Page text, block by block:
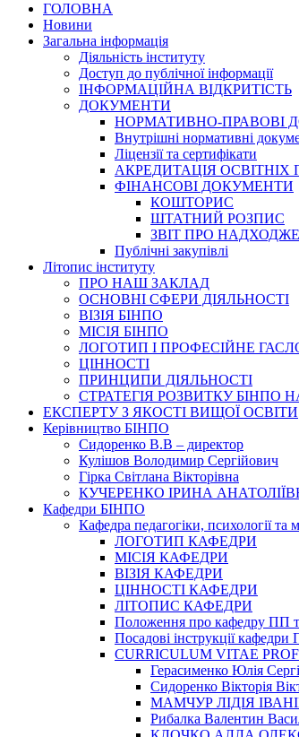
ГОЛОВНА
Новини
Загальна інформація
Діяльність інституту
Доступ до публічної інформації
ІНФОРМАЦІЙНА ВІДКРИТІСТЬ
ДОКУМЕНТИ
НОРМАТИВНО-ПРАВОВІ
Внутрішні нормативні
Ліцензії та сертифікати
АКРЕДИТАЦІЯ ОСВІТНІХ
ФІНАНСОВІ ДОКУМЕНТИ
КОШТОРИС
ШТАТНИЙ РОЗПИС
ЗВІТ ПРО
Публічні закупівлі
Літопис інституту
ПРО НАШ ЗАКЛАД
ОСНОВНІ СФЕРИ ДІЯЛЬНОСТІ
ВІЗІЯ БІНПО
МІСІЯ БІНПО
ЛОГОТИП І ПРОФЕСІЙНЕ
ЦІННОСТІ
ПРИНЦИПИ ДІЯЛЬНОСТІ
СТРАТЕГІЯ РОЗВИТКУ БІНПО
ЕКСПЕРТУ З ЯКОСТІ ВИЩОЇ ОСВІТИ
Керівництво БІНПО
Сидоренко В.В – директор
Кулішов Володимир Сергійович
Гірка Світлана Вікторівна
КУЧЕРЕНКО ІРИНА
Кафедри БІНПО
Кафедра педагогіки, психології
ЛОГОТИП КАФЕДРИ
МІСІЯ КАФЕДРИ
ВІЗІЯ КАФЕДРИ
ЦІННОСТІ КАФЕДРИ
ЛІТОПИС КАФЕДРИ
Положення про кафедру ПП
Посадові інструкції
CURRICULUM VITAE
Герасименко Юлія
Сидоренко Вікторія
МАМЧУР ЛІДІЯ
Рибалка Валентин